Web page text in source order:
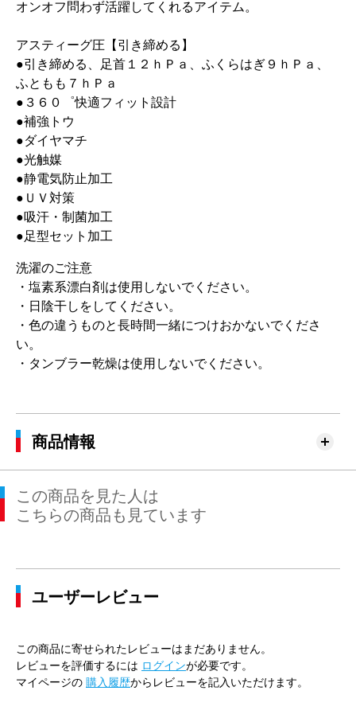
オンオフ問わず活躍してくれるアイテム。
アスティーグ圧【引き締める】
●引き締める、足首１２ｈＰａ、ふくらはぎ９ｈＰａ、
ふともも７ｈＰａ
●３６０゜快適フィット設計
●補強トウ
●ダイヤマチ
●光触媒
●静電気防止加工
●ＵＶ対策
●吸汗・制菌加工
●足型セット加工
洗濯のご注意
・塩素系漂白剤は使用しないでください。
・日陰干しをしてください。
・色の違うものと長時間一緒につけおかないでくださ
い。
・タンブラー乾燥は使用しないでください。
商品情報
この商品を見た人は
こちらの商品も見ています
ユーザーレビュー
この商品に寄せられたレビューはまだありません。
レビューを評価するには ログインが必要です。
マイページの 購入履歴からレビューを記入いただけます。